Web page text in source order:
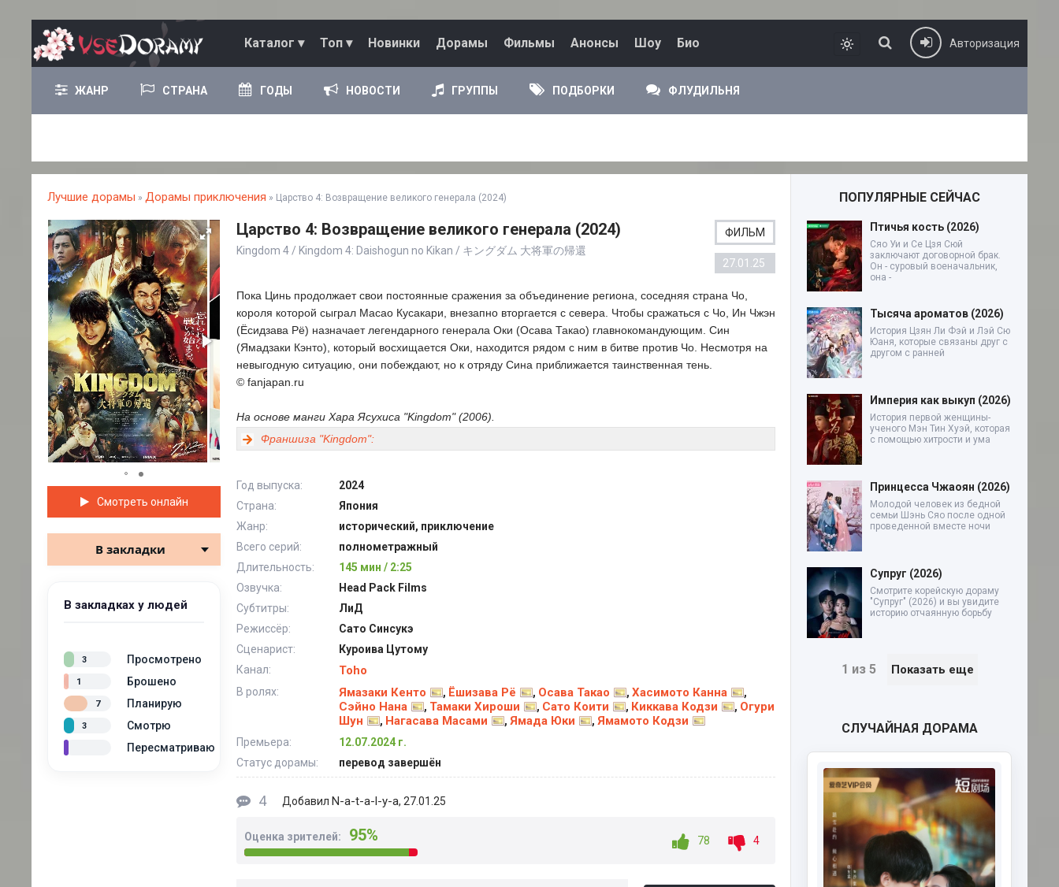
Каталог ▾ Топ ▾ Новинки Дорамы Фильмы Анонсы Шоу Био Авторизация
ЖАНР СТРАНА ГОДЫ НОВОСТИ ГРУППЫ ПОДБОРКИ ФЛУДИЛЬНЯ
Лучшие дорамы » Дорамы приключения » Царство 4: Возвращение великого генерала (2024)
Смотреть онлайн
В закладки
В закладках у людей
Просмотрено
3
Брошено
1
Планирую
7
Смотрю
3
Пересматриваю
Царство 4: Возвращение великого генерала (2024)
Kingdom 4 / Kingdom 4: Daishogun no Kikan / キングダム 大将軍の帰還
ФИЛЬМ
27.01.25
Пока Цинь продолжает свои постоянные сражения за объединение региона, соседняя страна Чо,
короля которой сыграл Масао Кусакари, внезапно вторгается с севера. Чтобы сражаться с Чо, Ин Чжэн
(Ёсидзава Рё) назначает легендарного генерала Оки (Осава Такао) главнокомандующим. Син
(Ямадзаки Кэнто), который восхищается Оки, находится рядом с ним в битве против Чо. Несмотря на
невыгодную ситуацию, они побеждают, но к отряду Сина приближается таинственная тень.
© fanjapan.ru
На основе манги Хара Ясухиса "Kingdom" (2006).
Франшиза "Kingdom":
Год выпуска:
2024
Страна:
Япония
Жанр:
исторический, приключение
Всего серий:
полнометражный
Длительность:
145 мин / 2:25
Озвучка:
Head Pack Films
Субтитры:
ЛиД
Режиссёр:
Сато Синсукэ
Сценарист:
Куроива Цутому
Канал:
Toho
В ролях: Ямазаки Кенто , Ёшизава Рё , Осава Такао , Хасимото Канна ,
Сэйно Нана , Тамаки Хироши , Сато Коити , Киккава Кодзи , Огури
Шун
, Нагасава Масами , Ямада Юки , Ямамото Кодзи
Премьера:
12.07.2024 г.
Статус дорамы:
перевод завершён
4 Добавил N-a-t-a-l-y-a, 27.01.25
Оценка зрителей: 95% 78 4
ПОПУЛЯРНЫЕ СЕЙЧАС
Птичья кость (2026)
Сяо Уи и Се Цзя Сюй
заключают договорной брак.
Он - суровый военачальник,
она -
Тысяча ароматов (2026)
История Цзян Ли Фэй и Лэй Сю
Юаня, которые связаны друг с
другом с ранней
Империя как выкуп (2026)
История первой женщины-
ученого Мэн Тин Хуэй, которая
с помощью хитрости и ума
Принцесса Чжаоян (2026)
Молодой человек из бедной
семьи Шэнь Сяо после одной
проведенной вместе ночи
Супруг (2026)
Смотрите корейскую дораму
"Супруг" (2026) и вы увидите
историю отчаянную борьбу
1 из 5 Показать еще
СЛУЧАЙНАЯ ДОРАМА